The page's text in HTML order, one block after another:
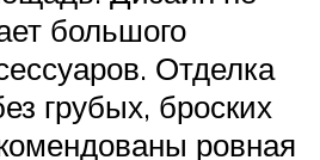
большого
Отделка
грубых, броских
ровная